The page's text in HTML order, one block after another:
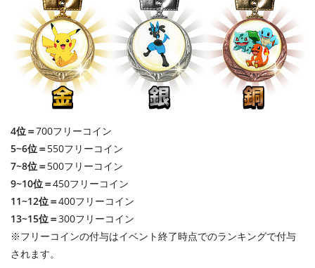
4位＝700フリーコイン
5~6位＝550フリーコイン
7~8位＝500フリーコイン
9~10位＝450フリーコイン
11~12位＝400フリーコイン
13~15位＝300フリーコイン
※フリーコインの付与はイベント終了時点でのランキングで付与
されます。